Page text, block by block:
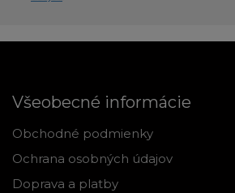
Všeobecné informácie
Obchodné podmienky
Ochrana osobných údajov
Doprava a platby